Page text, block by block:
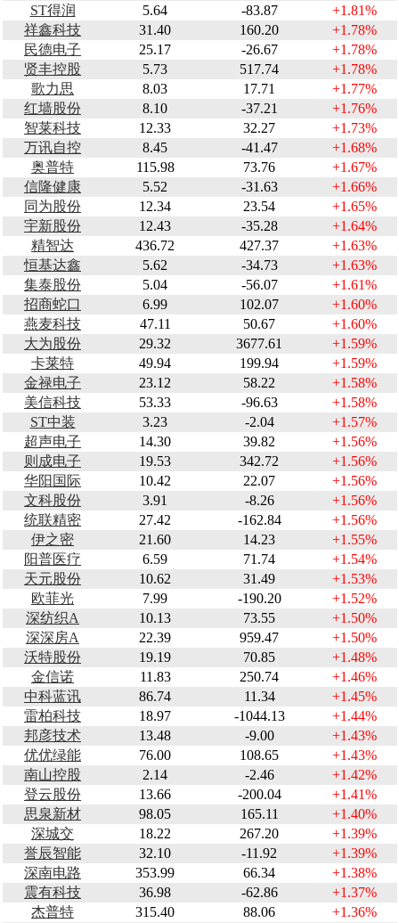
ST得润
5.64 -83.87
+1.81%
祥鑫科技
31.40 160.20
+1.78%
民德电子
25.17 -26.67
+1.78%
贤丰控股
5.73 517.74
+1.78%
歌力思
8.03 17.71
+1.77%
红墙股份
8.10 -37.21
+1.76%
智莱科技
12.33 32.27
+1.73%
万讯自控
8.45 -41.47
+1.68%
奥普特
115.98 73.76
+1.67%
信隆健康
5.52 -31.63
+1.66%
同为股份
12.34 23.54
+1.65%
宇新股份
12.43 -35.28
+1.64%
精智达
436.72 427.37
+1.63%
恒基达鑫
5.62 -34.73
+1.63%
集泰股份
5.04 -56.07
+1.61%
招商蛇口
6.99 102.07
+1.60%
燕麦科技
47.11 50.67
+1.60%
大为股份
29.32 3677.61
+1.59%
卡莱特
49.94 199.94
+1.59%
金禄电子
23.12 58.22
+1.58%
美信科技
53.33 -96.63
+1.58%
ST中装
3.23 -2.04
+1.57%
超声电子
14.30 39.82
+1.56%
则成电子
19.53 342.72
+1.56%
华阳国际
10.42 22.07
+1.56%
文科股份
3.91 -8.26
+1.56%
统联精密
27.42 -162.84
+1.56%
伊之密
21.60 14.23
+1.55%
阳普医疗
6.59 71.74
+1.54%
天元股份
10.62 31.49
+1.53%
欧菲光
7.99 -190.20
+1.52%
深纺织A
10.13 73.55
+1.50%
深深房A
22.39 959.47
+1.50%
沃特股份
19.19 70.85
+1.48%
金信诺
11.83 250.74
+1.46%
中科蓝讯
86.74 11.34
+1.45%
雷柏科技
18.97 -1044.13
+1.44%
邦彦技术
13.48 -9.00
+1.43%
优优绿能
76.00 108.65
+1.43%
南山控股
2.14 -2.46
+1.42%
登云股份
13.66 -200.04
+1.41%
思泉新材
98.05 165.11
+1.40%
深城交
18.22 267.20
+1.39%
誉辰智能
32.10 -11.92
+1.39%
深南电路
353.99 66.34
+1.38%
震有科技
36.98 -62.86
+1.37%
杰普特
315.40 88.06
+1.36%